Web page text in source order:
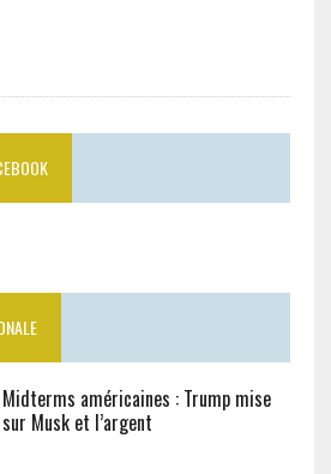
Midterms américaines : Trump mise
sur Musk et l’argent